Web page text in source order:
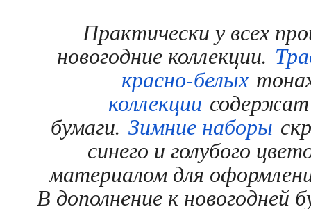
Практически у всех
новогодние коллекции.
красно-белых
коллекции
бумаги. Зимние наборы
синего и голубого
материалом для
В дополнение к новогодней